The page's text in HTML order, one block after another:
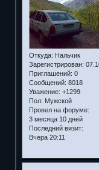
Откуда: Нальчик
Зарегистрирован:
Приглашений: 0
Сообщений: 8018
Уважение: +1299
Пол: Мужской
Провел на форуме:
3 месяца 10 дней
Последний визит:
Вчера 20:11